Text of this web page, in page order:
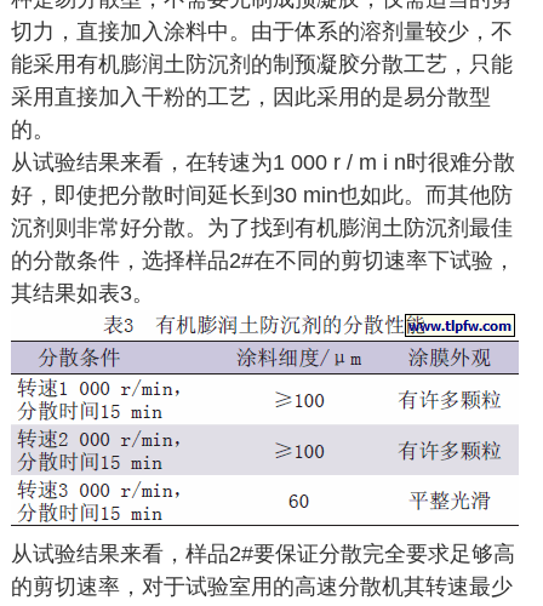
切力，直接加入涂料中。由于体系的溶剂量较少，不
能采用有机膨润土防沉剂的制预凝胶分散工艺，只能
采用直接加入干粉的工艺，因此采用的是易分散型
的。
从试验结果来看，在转速为1 000 r / m i n时很难分散
好，即使把分散时间延长到30 min也如此。而其他防
沉剂则非常好分散。为了找到有机膨润土防沉剂最佳
的分散条件，选择样品2#在不同的剪切速率下试验，
其结果如表3。
从试验结果来看，样品2#要保证分散完全要求足够高
的剪切速率，对于试验室用的高速分散机其转速最少